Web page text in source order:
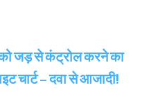
जड़ से कंट्रोल करने का
चार्ट – दवा से आजादी!